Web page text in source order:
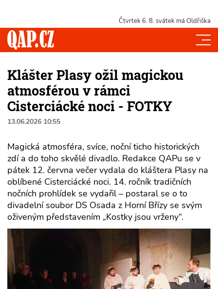
Čtvrtek 6. 8. svátek má Oldřiška
Klášter Plasy ožil magickou
atmosférou v rámci
Cisterciácké noci - FOTKY
13.06.2026 10:55
Magická atmosféra, svíce, noční ticho historických
zdí a do toho skvělé divadlo. Redakce QAPu se v
pátek 12. června večer vydala do kláštera Plasy na
oblíbené Cisterciácké noci. 14. ročník tradičních
nočních prohlídek se vydařil – postaral se o to
divadelní soubor DS Osada z Horní Břízy se svým
oživeným představením „Kostky jsou vrženy“.